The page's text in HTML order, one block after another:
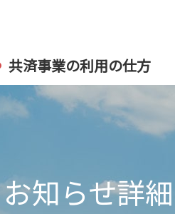
共済事業の利用の仕方
お知らせ詳細